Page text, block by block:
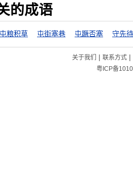
的成语
屯粮积草 屯街塞巷 屯蹶否塞 守先
关于我们 | 联系方式|
粤ICP备